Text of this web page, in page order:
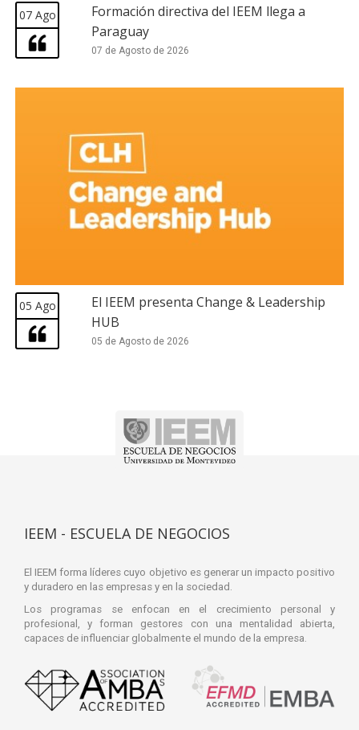
07 Ago
Formación directiva del IEEM llega a
Paraguay
07 de Agosto de 2026
05 Ago
El IEEM presenta Change & Leadership
HUB
05 de Agosto de 2026
IEEM - ESCUELA DE NEGOCIOS
El IEEM forma líderes cuyo objetivo es generar un impacto positivo
y duradero en las empresas y en la sociedad.
Los programas se enfocan en el crecimiento personal y
profesional, y forman gestores con una mentalidad abierta,
capaces de influenciar globalmente el mundo de la empresa.